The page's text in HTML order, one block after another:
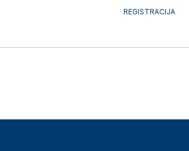
REGISTRACIJA